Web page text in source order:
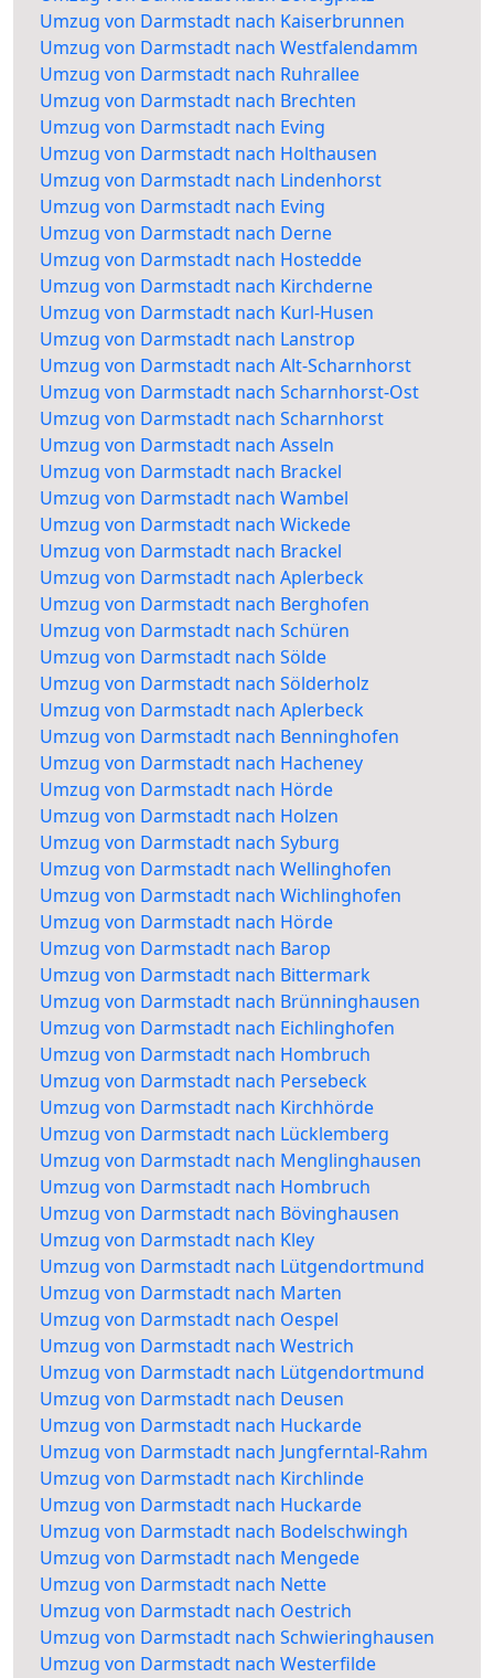
Umzug von Darmstadt nach Kaiserbrunnen
Umzug von Darmstadt nach Westfalendamm
Umzug von Darmstadt nach Ruhrallee
Umzug von Darmstadt nach Brechten
Umzug von Darmstadt nach Eving
Umzug von Darmstadt nach Holthausen
Umzug von Darmstadt nach Lindenhorst
Umzug von Darmstadt nach Eving
Umzug von Darmstadt nach Derne
Umzug von Darmstadt nach Hostedde
Umzug von Darmstadt nach Kirchderne
Umzug von Darmstadt nach Kurl-Husen
Umzug von Darmstadt nach Lanstrop
Umzug von Darmstadt nach Alt-Scharnhorst
Umzug von Darmstadt nach Scharnhorst-Ost
Umzug von Darmstadt nach Scharnhorst
Umzug von Darmstadt nach Asseln
Umzug von Darmstadt nach Brackel
Umzug von Darmstadt nach Wambel
Umzug von Darmstadt nach Wickede
Umzug von Darmstadt nach Brackel
Umzug von Darmstadt nach Aplerbeck
Umzug von Darmstadt nach Berghofen
Umzug von Darmstadt nach Schüren
Umzug von Darmstadt nach Sölde
Umzug von Darmstadt nach Sölderholz
Umzug von Darmstadt nach Aplerbeck
Umzug von Darmstadt nach Benninghofen
Umzug von Darmstadt nach Hacheney
Umzug von Darmstadt nach Hörde
Umzug von Darmstadt nach Holzen
Umzug von Darmstadt nach Syburg
Umzug von Darmstadt nach Wellinghofen
Umzug von Darmstadt nach Wichlinghofen
Umzug von Darmstadt nach Hörde
Umzug von Darmstadt nach Barop
Umzug von Darmstadt nach Bittermark
Umzug von Darmstadt nach Brünninghausen
Umzug von Darmstadt nach Eichlinghofen
Umzug von Darmstadt nach Hombruch
Umzug von Darmstadt nach Persebeck
Umzug von Darmstadt nach Kirchhörde
Umzug von Darmstadt nach Lücklemberg
Umzug von Darmstadt nach Menglinghausen
Umzug von Darmstadt nach Hombruch
Umzug von Darmstadt nach Bövinghausen
Umzug von Darmstadt nach Kley
Umzug von Darmstadt nach Lütgendortmund
Umzug von Darmstadt nach Marten
Umzug von Darmstadt nach Oespel
Umzug von Darmstadt nach Westrich
Umzug von Darmstadt nach Lütgendortmund
Umzug von Darmstadt nach Deusen
Umzug von Darmstadt nach Huckarde
Umzug von Darmstadt nach Jungferntal-Rahm
Umzug von Darmstadt nach Kirchlinde
Umzug von Darmstadt nach Huckarde
Umzug von Darmstadt nach Bodelschwingh
Umzug von Darmstadt nach Mengede
Umzug von Darmstadt nach Nette
Umzug von Darmstadt nach Oestrich
Umzug von Darmstadt nach Schwieringhausen
Umzug von Darmstadt nach Westerfilde